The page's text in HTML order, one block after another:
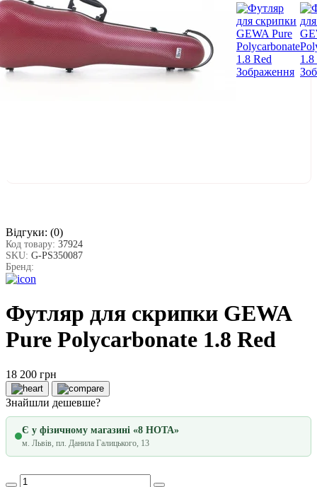
Відгуки: (0)
Код товару: 37924
SKU: G-PS350087
Бренд:
Футляр для скрипки GEWA
Pure Polycarbonate 1.8 Red
18 200 грн
Знайшли дешевше?
Є у фізичному магазині «8 НОТА»
м. Львів, пл. Данила Галицького, 13